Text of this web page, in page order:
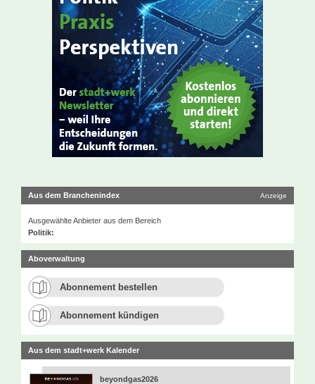
Aus dem Branchenindex Anzeige
Ausgewählte Anbieter aus dem Bereich
Politik:
Aboverwaltung
Abonnement bestellen
Abonnement kündigen
Aus dem stadt+werk Kalender
beyondgas2026